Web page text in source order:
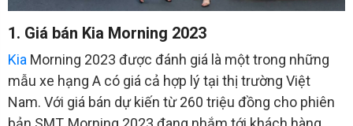
1. Giá bán Kia Morning 2023
Kia Morning 2023 được đánh giá là một trong những
mẫu xe hạng A có giá cả hợp lý tại thị trường Việt
Nam. Với giá bán dự kiến từ 260 triệu đồng cho phiên